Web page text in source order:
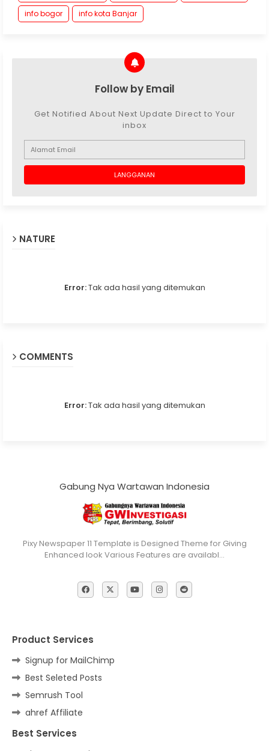
info bogor
info kota Banjar
Follow by Email
Get Notified About Next Update Direct to Your
inbox
NATURE
Error:Tak ada hasil yang ditemukan
COMMENTS
Error:Tak ada hasil yang ditemukan
Gabung Nya Wartawan Indonesia
Pixy Newspaper 11 Template is Designed Theme for Giving
Enhanced look Various Features are availabl…
Product Services
Signup for MailChimp
Best Seleted Posts
Semrush Tool
ahref Affiliate
Best Services